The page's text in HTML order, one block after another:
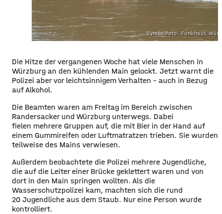
Symbolfoto: Funkhaus
Die Hitze der vergangenen Woche hat viele Menschen in
Würzburg an den kühlenden Main gelockt. Jetzt warnt die
Polizei aber vor leichtsinnigem Verhalten – auch in Bezug
auf Alkohol.
Die Beamten waren am Freitag im Bereich zwischen
Randersacker und Würzburg unterwegs. Dabei
fielen mehrere Gruppen auf, die mit Bier in der Hand auf
einem Gummireifen oder Luftmatratzen trieben. Sie wurden
teilweise des Mains verwiesen.
Außerdem beobachtete die Polizei mehrere Jugendliche,
die auf die Leiter einer Brücke geklettert waren und von
dort in den Main springen wollten. Als die
Wasserschutzpolizei kam, machten sich die rund
20 Jugendliche aus dem Staub. Nur eine Person wurde
kontrolliert.